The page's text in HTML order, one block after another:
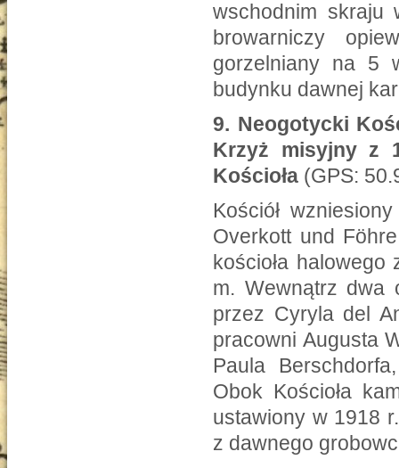
wschodnim skraju
browarniczy
gorzelniany na 5
budynku dawnej
9. Neogotycki
Krzyż misyjny z
Kościoła (GPS:
Kościół
Overkott und
kościoła
m. Wewnątrz dwa
przez Cyryla del
pracowni Augusta
Paula
Obok Kościoła
ustawiony w 1918
z dawnego